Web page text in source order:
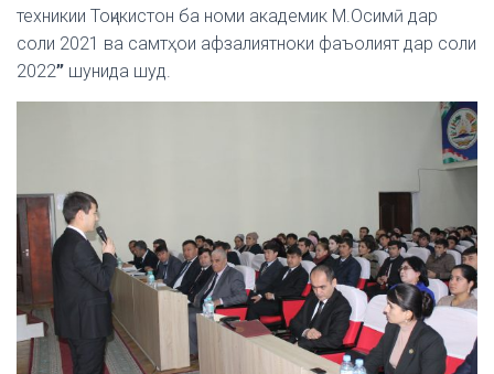
техникии Тоҷикистон ба номи академик М.Осимӣ дар
соли 2021 ва самтҳои афзалиятноки фаъолият дар соли
2022” шунида шуд.